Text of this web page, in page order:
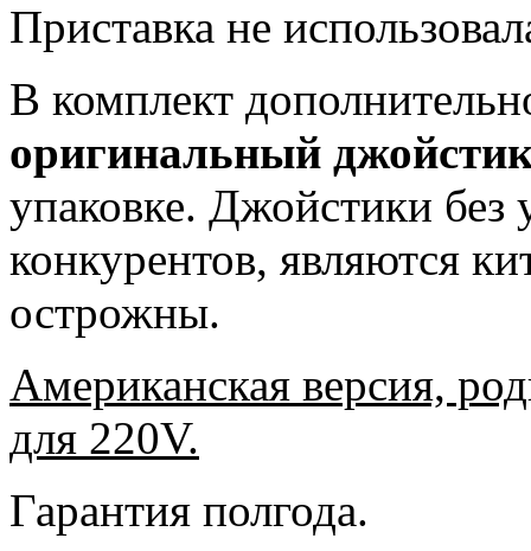
Приставка не
В комплект
оригинальный
упаковке. Джойстики
конкурентов, являются
острожны.
Американская версия,
для 220V.
Гарантия полгода.